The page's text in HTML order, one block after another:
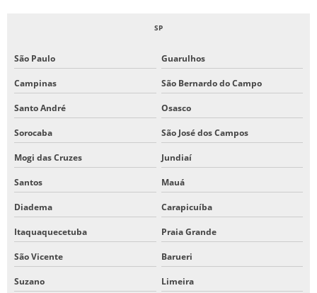
SP
São Paulo Guarulhos
Campinas São Bernardo do Campo
Santo André Osasco
Sorocaba São José dos Campos
Mogi das Cruzes Jundiaí
Santos Mauá
Diadema Carapicuíba
Itaquaquecetuba Praia Grande
São Vicente Barueri
Suzano Limeira